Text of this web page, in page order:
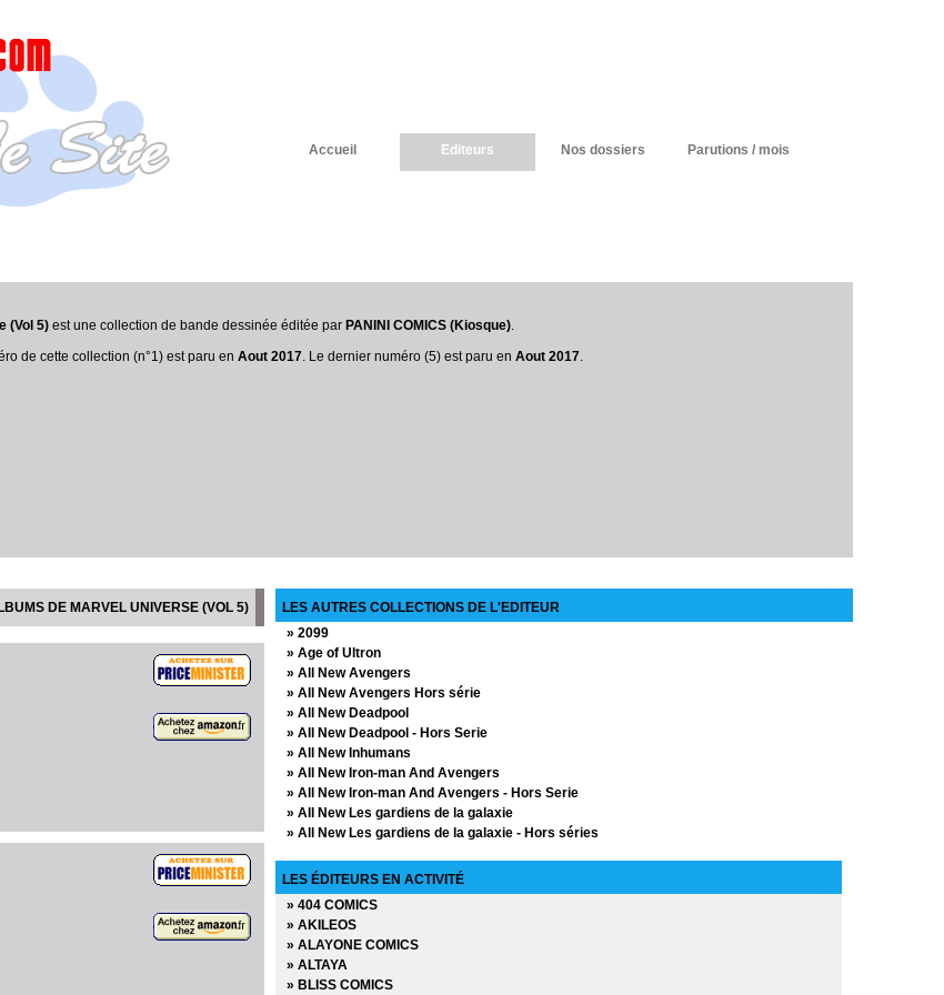
Accueil Editeurs Nos dossiers Parutions / mois
(Vol 5) est une collection de bande dessinée éditée par PANINI COMICS (Kiosque).
de cette collection (n°1) est paru en Aout 2017. Le dernier numéro (5) est paru en Aout 2017.
DE MARVEL UNIVERSE (VOL 5)
LES AUTRES COLLECTIONS DE L'EDITEUR
» 2099
» Age of Ultron
» All New Avengers
» All New Avengers Hors série
» All New Deadpool
» All New Deadpool - Hors Serie
» All New Inhumans
» All New Iron-man And Avengers
» All New Iron-man And Avengers - Hors Serie
» All New Les gardiens de la galaxie
» All New Les gardiens de la galaxie - Hors séries
» All New Spider-man - Hors Série
» All New Wolverine and X-Men
» All New X-Men
» All New X-Men - Hors Série
» All-Star Batman
» All-Star Superman
LES ÉDITEURS EN ACTIVITÉ
» 404 COMICS
» AKILEOS
» ALAYONE COMICS
» ALTAYA
» BLISS COMICS